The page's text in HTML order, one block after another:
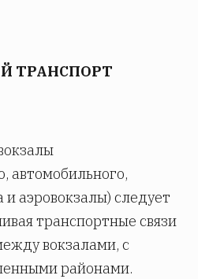
ТРАНСПОРТ
автомобильного,
аэровокзалы) следует
транспортные связи
вокзалами, с
районами.